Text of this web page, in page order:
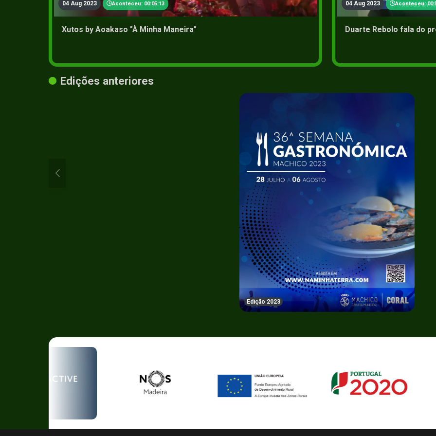
04 Aug 2023 Aconteceu: 00:05:13
Xutos by Aoakaso "À Minha Maneira"
04 Aug 2023 Aconteceu:
Duarte Rebolo fala do
Edições anteriores
Edição 2023